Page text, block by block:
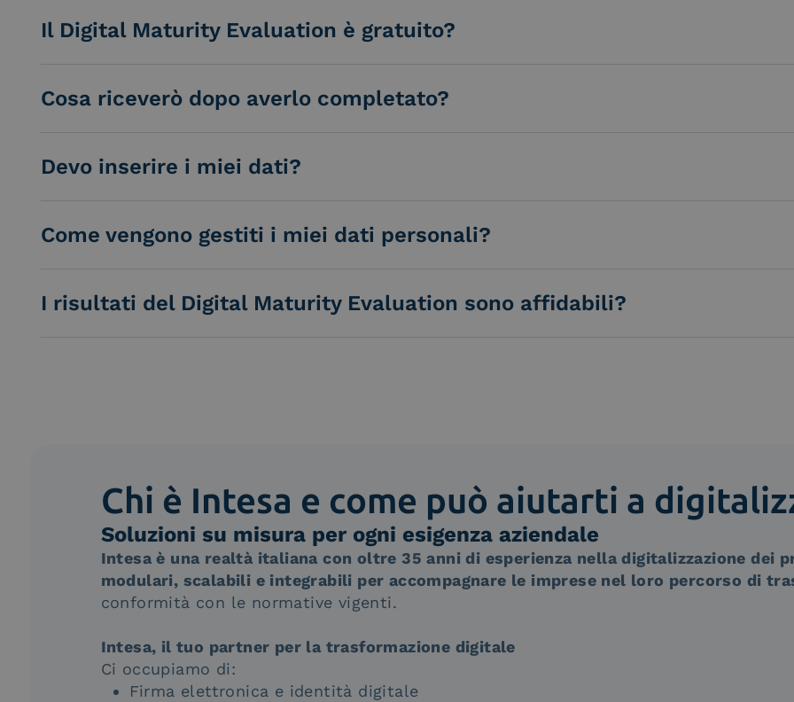
Il Digital Maturity Evaluation è gratuito?
Cosa riceverò dopo averlo completato?
Devo inserire i miei dati?
Come vengono gestiti i miei dati personali?
I risultati del Digital Maturity Evaluation sono affidabili?
Chi è Intesa e come può aiutarti a
Soluzioni su misura per ogni esigenza aziendale
Intesa è una realtà italiana con oltre 35 anni di esperienza nella digitalizzazione dei
modulari, scalabili e integrabili per accompagnare le imprese nel loro percorso di
conformità con le normative vigenti.
Intesa, il tuo partner per la trasformazione digitale
Ci occupiamo di:
Firma elettronica e identità digitale